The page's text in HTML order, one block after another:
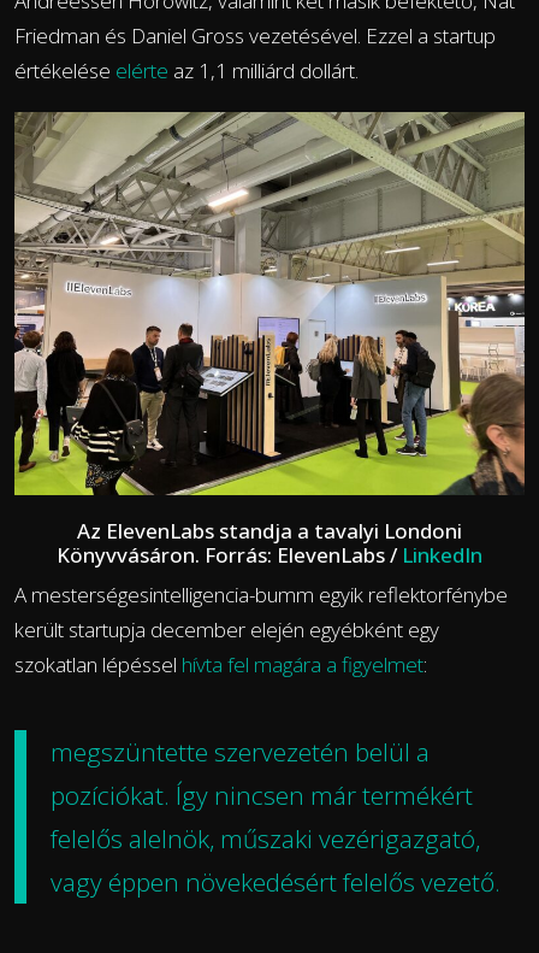
Friedman és Daniel Gross vezetésével. Ezzel a startup
értékelése elérte az 1,1 milliárd dollárt.
Az ElevenLabs standja a tavalyi Londoni
Könyvvásáron. Forrás: ElevenLabs / LinkedIn
A mesterségesintelligencia-bumm egyik reflektorfénybe
került startupja december elején egyébként egy
szokatlan lépéssel hívta fel magára a figyelmet:
megszüntette szervezetén belül a
pozíciókat. Így nincsen már termékért
felelős alelnök, műszaki vezérigazgató,
vagy éppen növekedésért felelős vezető.